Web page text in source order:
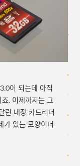
이 되는데 아직
. 이제까지는 그
린 내장 카드리더
가 있는 모양이더